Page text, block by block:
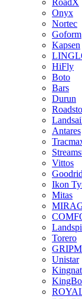
RoadX
Onyx
Nortec
Goform
Kapsen
HiFly
Boto
Bars
Durun
Antares
Vittos
Ikon
Mitas
Torero
Unistar